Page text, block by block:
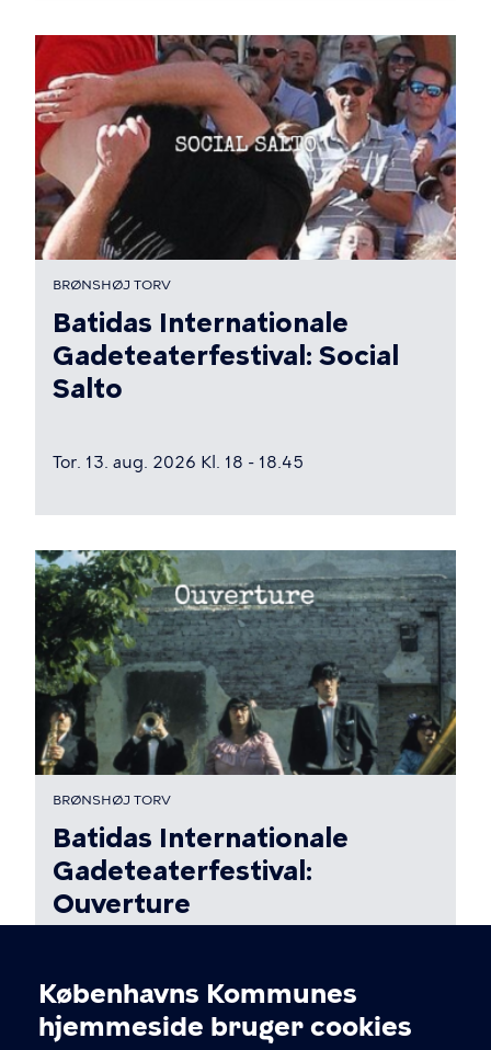
Cookieindstillinger
Københavns Kommunes
hjemmeside bruger cookies
BRØNSHØJ TORV
Batidas Internationale
Gadeteaterfestival: Social
Salto
Tor. 13. aug. 2026 Kl. 18 - 18.45
BRØNSHØJ TORV
Batidas Internationale
Gadeteaterfestival:
Ouverture